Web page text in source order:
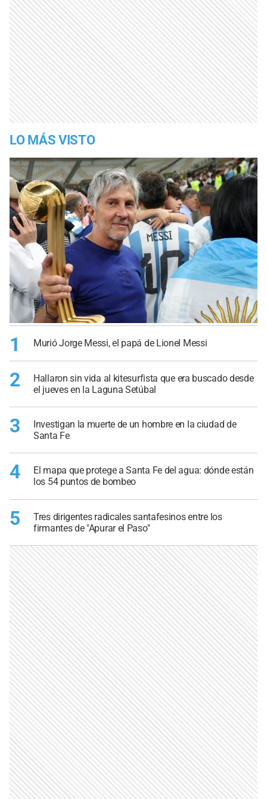
LO MÁS VISTO
1 Murió Jorge Messi, el papá de Lionel Messi
2
Hallaron sin vida al kitesurfista que era buscado desde
el jueves en la Laguna Setúbal
3
Investigan la muerte de un hombre en la ciudad de
Santa Fe
4
El mapa que protege a Santa Fe del agua: dónde están
los 54 puntos de bombeo
5
Tres dirigentes radicales santafesinos entre los
firmantes de "Apurar el Paso"